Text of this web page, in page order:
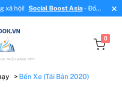
xã hội! Social Boost Asia- Đối
tương tác, tăng follow uy tín!
0
Bến Xe (Tái Bản 2020)